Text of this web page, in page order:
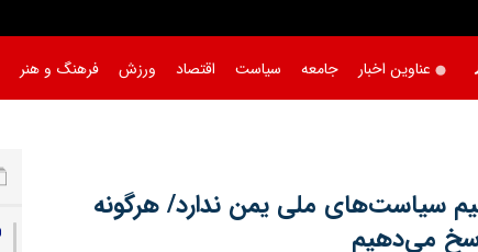
عناوین اخبار جامعه سیاست اقتصاد ورزش فرهنگ و هنر
سیاست‌های ملی یمن ندارد/ هرگونه
می‌دهیم